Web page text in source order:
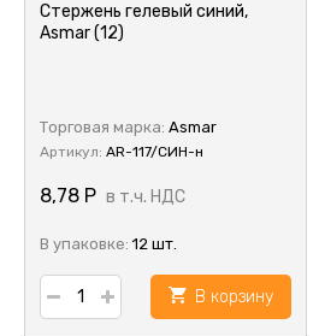
Стержень гелевый синий,
Asmar (12)
Торговая марка: Asmar
Артикул: AR-117/СИН-н
8,78 Р в т.ч. НДС
В упаковке: 12 шт.
В корзину